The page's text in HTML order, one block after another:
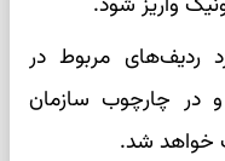
ردیف‌های مربوط در
بودجه و در چارچوب سازمان
خواهد شد.